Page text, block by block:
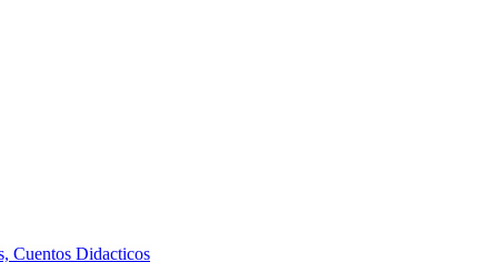
Cuentos Didacticos